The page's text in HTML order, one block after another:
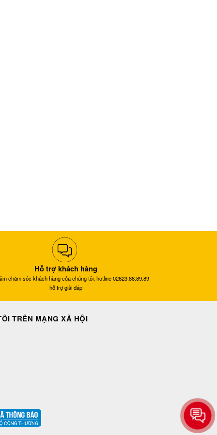
Hỗ trợ khách hàng
chăm sóc khách hàng của chúng tôi, hotline 02623.88.89.89
hỗ trợ giải đáp
TRÊN MẠNG XÃ HỘI